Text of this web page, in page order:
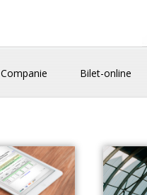
Companie Bilet-online